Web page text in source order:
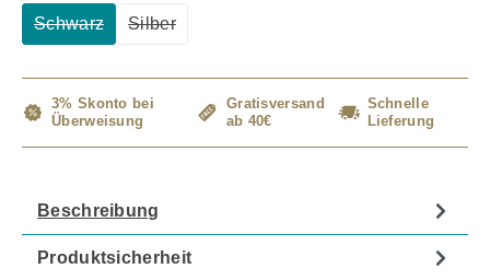
Schwarz Silber
3% Skonto bei
Überweisung
Gratisversand
ab 40€
Schnelle
Lieferung
Beschreibung
Produktsicherheit